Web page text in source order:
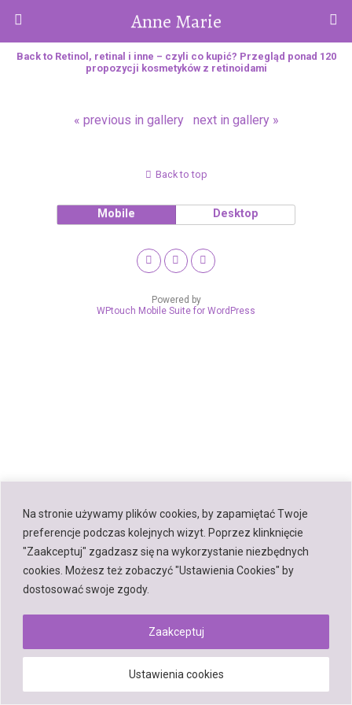
Na stronie używamy plików cookies, by zapamiętać Twoje
preferencje podczas kolejnych wizyt. Poprzez klinknięcie
"Zaakceptuj" zgadzasz się na wykorzystanie niezbędnych
cookies. Możesz też zobaczyć "Ustawienia Cookies" by
dostosować swoje zgody.
Ustawienia cookies
Zaakceptuj
Anne Marie
Back to Retinol, retinal i inne – czyli co kupić? Przegląd ponad 120
propozycji kosmetyków z retinoidami
« previous in gallery next in gallery »
Back to top
Mobile Desktop
Powered by
WPtouch Mobile Suite for WordPress